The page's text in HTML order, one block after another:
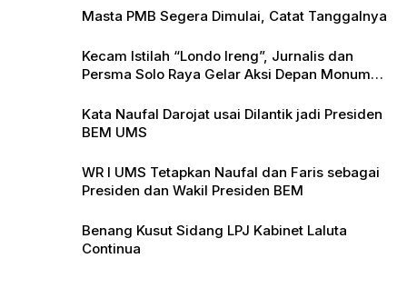
Masta PMB Segera Dimulai, Catat Tanggalnya
Kecam Istilah “Londo Ireng”, Jurnalis dan
Persma Solo Raya Gelar Aksi Depan Monumen
Kata Naufal Darojat usai Dilantik jadi Presiden
BEM UMS
WR I UMS Tetapkan Naufal dan Faris sebagai
Presiden dan Wakil Presiden BEM
Benang Kusut Sidang LPJ Kabinet Laluta
Continua